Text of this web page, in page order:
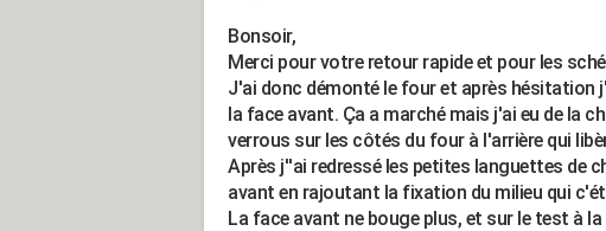
Bonsoir,
Merci pour votre retour rapide et pour les
J'ai donc démonté le four et après hésitation
la face avant. Ça a marché mais j'ai eu de la
verrous sur les côtés du four à l'arrière qui
Après j''ai redressé les petites languettes de
avant en rajoutant la fixation du milieu qui
La face avant ne bouge plus, et sur le test à